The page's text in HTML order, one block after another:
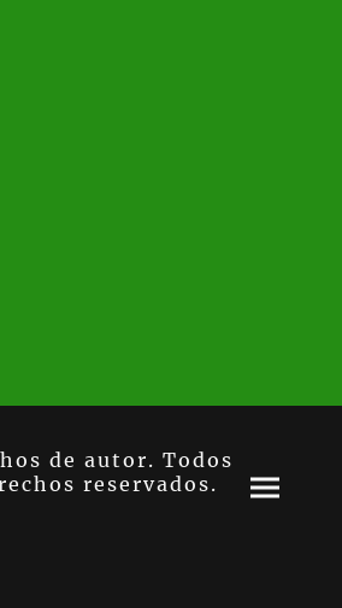
de autor. Todos
reservados.